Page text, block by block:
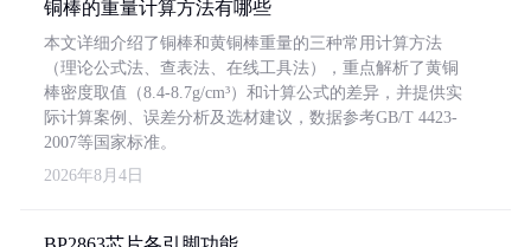
铜棒的重量计算方法有哪些
本文详细介绍了铜棒和黄铜棒重量的三种常用计算方法
（理论公式法、查表法、在线工具法），重点解析了黄铜
棒密度取值（8.4-8.7g/cm³）和计算公式的差异，并提供实
际计算案例、误差分析及选材建议，数据参考GB/T 4423-
2007等国家标准。
2026年8月4日